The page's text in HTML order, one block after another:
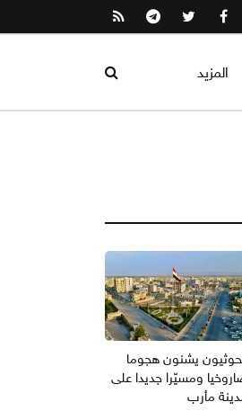
المزيد
يشنون هجوما
ومسيّرا جديدا على
مأرب